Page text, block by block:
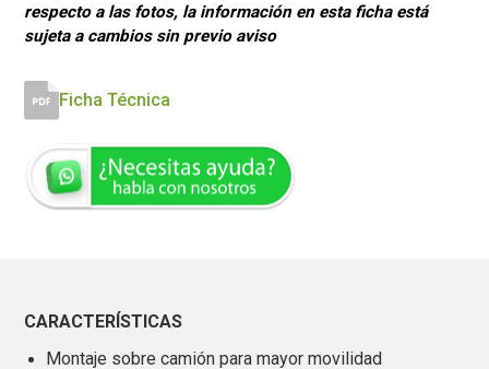
respecto a las fotos, la información en esta ficha está
sujeta a cambios sin previo aviso
Ficha Técnica
CARACTERÍSTICAS
Montaje sobre camión para mayor movilidad